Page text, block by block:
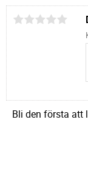
Bli den första att